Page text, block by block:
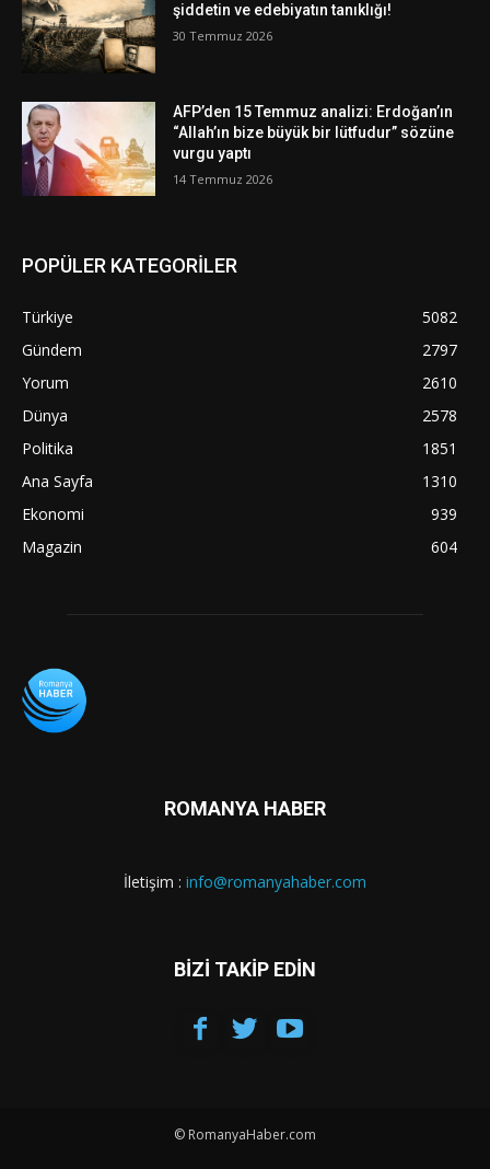
şiddetin ve edebiyatın tanıklığı!
30 Temmuz 2026
AFP’den 15 Temmuz analizi: Erdoğan’ın
“Allah’ın bize büyük bir lütfudur” sözüne
vurgu yaptı
14 Temmuz 2026
POPÜLER KATEGORİLER
Türkiye
5082
Gündem
2797
Yorum
2610
Dünya
2578
Politika
1851
Ana Sayfa
1310
Ekonomi
939
Magazin
604
ROMANYA HABER
İletişim : info@romanyahaber.com
BİZİ TAKİP EDİN
© RomanyaHaber.com